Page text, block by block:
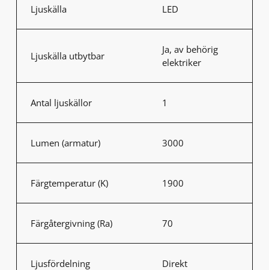
Ljuskälla LED
Ljuskälla utbytbar
Ja, av behörig
elektriker
Antal ljuskällor 1
Lumen (armatur) 3000
Färgtemperatur (K) 1900
Färgåtergivning (Ra) 70
Ljusfördelning Direkt